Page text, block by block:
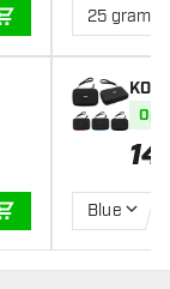
IN WINKELWAGEN
IN WINKELWAGEN
25 gram
Op
14
Blue